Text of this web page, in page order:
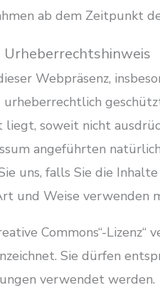
ab dem Zeitpunkt
Urheberrechtshinweis
Webpräsenz,
urheberrechtlich
soweit nicht
angeführten
uns, falls Sie die
und Weise verwenden
Commons“-
Sie dürfen
verwendet werden.